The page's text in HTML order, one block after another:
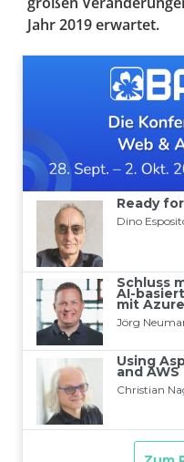
Jahr 2019 erwartet.